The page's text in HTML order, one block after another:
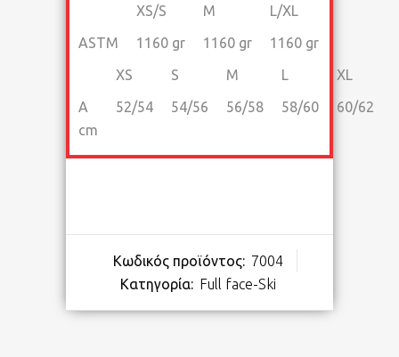
XS/S
M
L/XL
ASTM
1160 gr 1160 gr
1160 gr
XS
S M L
XL
A
cm
52/54 54/56 56/58 58/60 60/62
Κωδικός προϊόντος: 7004
Κατηγορία: Full face-Ski